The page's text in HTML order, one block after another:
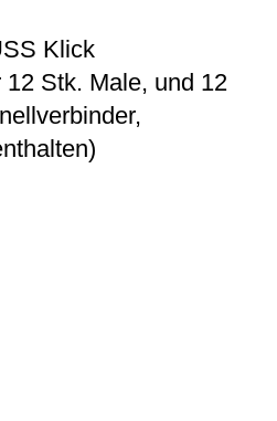
Klick
Stk. Male, und 12